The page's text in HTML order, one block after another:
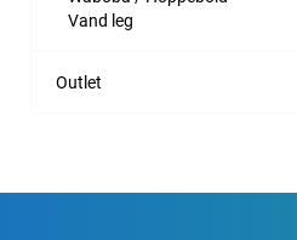
Vand leg
Outlet